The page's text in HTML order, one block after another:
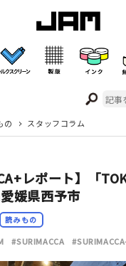
の スタッフコラム
レポート】「
媛県西予市
読みもの
#SURIMACCA